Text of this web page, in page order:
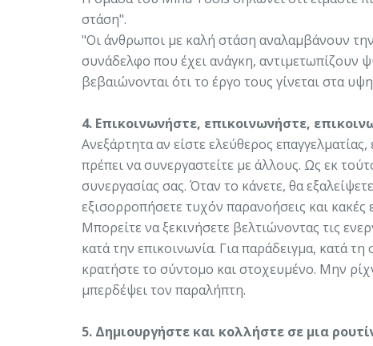
στάση".
"Οι άνθρωποι με καλή στάση αναλαμβάνουν
συνάδελφο που έχει ανάγκη, αντιμετωπίζουν
βεβαιώνονται ότι το έργο τους γίνεται στα
4. Επικοινωνήστε, επικοινωνήστε,
Ανεξάρτητα αν είστε ελεύθερος
πρέπει να συνεργαστείτε με άλλους. Ως εκ
συνεργασίας σας. Όταν το κάνετε, θα
εξισορροπήσετε τυχόν παρανοήσεις και κακές
Μπορείτε να ξεκινήσετε βελτιώνοντας τις
κατά την επικοινωνία. Για παράδειγμα, κατά
κρατήστε το σύντομο και στοχευμένο. Μην
μπερδέψει τον παραλήπτη.
5. Δημιουργήστε και κολλήστε σε μια